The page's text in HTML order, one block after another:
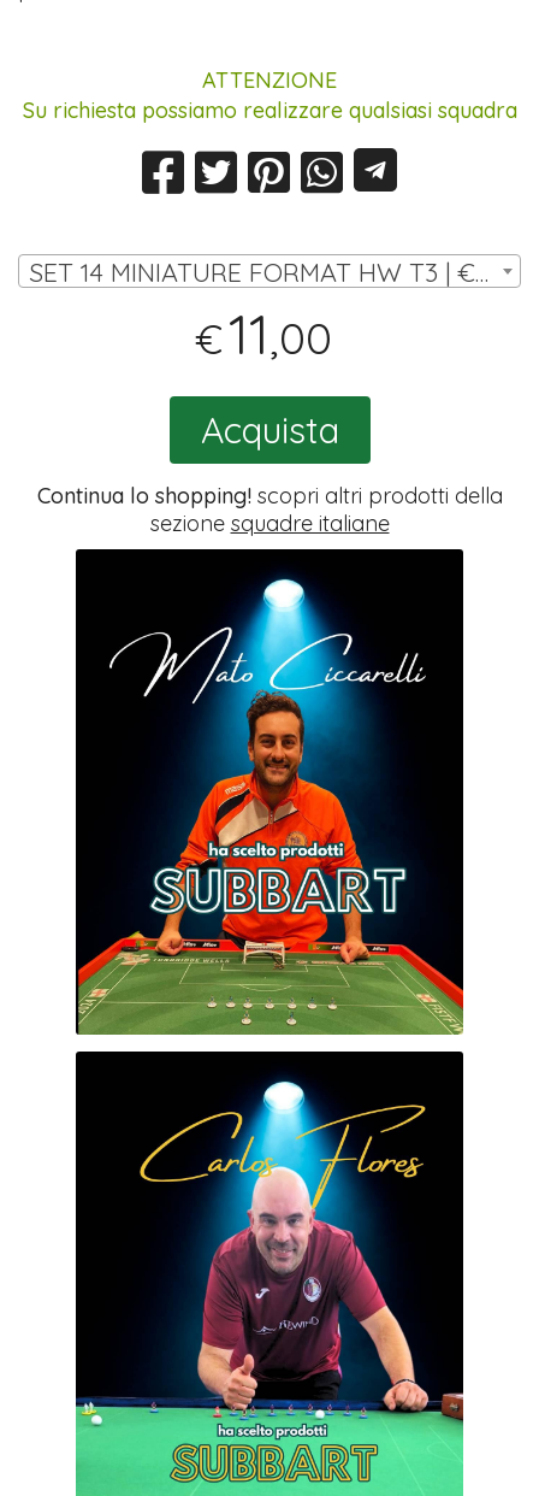
ATTENZIONE
Su richiesta possiamo realizzare qualsiasi squadra
SET 14 MINIATURE FORMAT HW T3 | € 11,00
€11,00
Acquista
Continua lo shopping!scopri altri prodotti della
sezione squadre italiane